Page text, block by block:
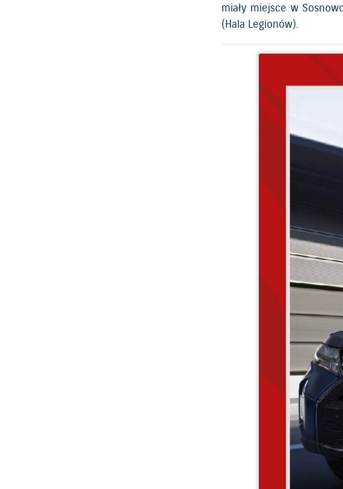
miały miejsce w
(Hala Legionów).